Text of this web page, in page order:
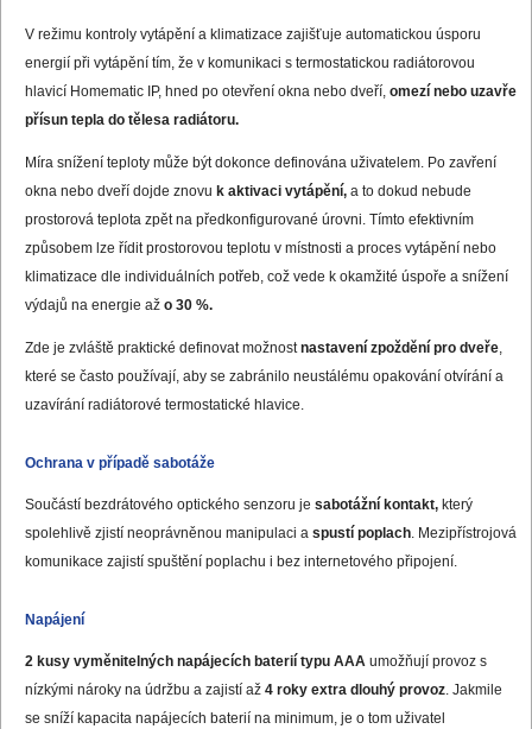
V režimu kontroly vytápění a klimatizace zajišťuje automatickou úsporu
energií při vytápění tím, že v komunikaci s termostatickou radiátorovou
hlavicí Homematic IP, hned po otevření okna nebo dveří, omezí nebo uzavře
přísun tepla do tělesa radiátoru.
Míra snížení teploty může být dokonce definována uživatelem. Po zavření
okna nebo dveří dojde znovu k aktivaci vytápění, a to dokud nebude
prostorová teplota zpět na předkonfigurované úrovni. Tímto efektivním
způsobem lze řídit prostorovou teplotu v místnosti a proces vytápění nebo
klimatizace dle individuálních potřeb, což vede k okamžité úspoře a snížení
výdajů na energie až o 30 %.
Zde je zvláště praktické definovat možnostnastavení zpoždění pro dveře,
které se často používají, aby se zabránilo neustálému opakování otvírání a
uzavírání radiátorové termostatické hlavice.
Ochrana v případě sabotáže
Součástí bezdrátového optického senzoru je sabotážní kontakt, který
spolehlivě zjistí neoprávněnou manipulaci a spustí poplach. Mezipřístrojová
komunikace zajistí spuštění poplachu i bez internetového připojení.
Napájení
2 kusy vyměnitelných napájecích baterií typu AAA umožňují provoz s
nízkými nároky na údržbu a zajistí až 4 roky extra dlouhý provoz. Jakmile
se sníží kapacita napájecích baterií na minimum, je o tom uživatel